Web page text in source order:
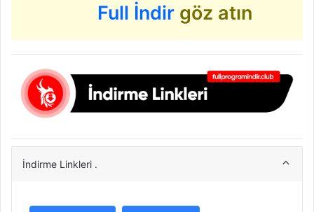
Full İndirgöz atın
İndirme Linkleri .